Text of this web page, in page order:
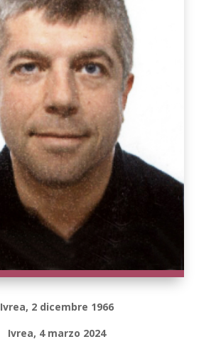
Ivrea, 2 dicembre 1966
Ivrea, 4 marzo 2024